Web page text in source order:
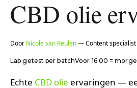
CBD olie
Door Nicole van Keulen— Content specialist
Lab getest per batchVoor 16:00 =
Echte CBD olie ervaringen —